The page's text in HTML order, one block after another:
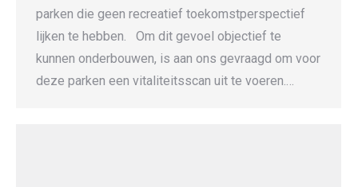
parken die geen recreatief toekomstperspectief
lijken te hebben. Om dit gevoel objectief te
kunnen onderbouwen, is aan ons gevraagd om voor
deze parken een vitaliteitsscan uit te voeren.…